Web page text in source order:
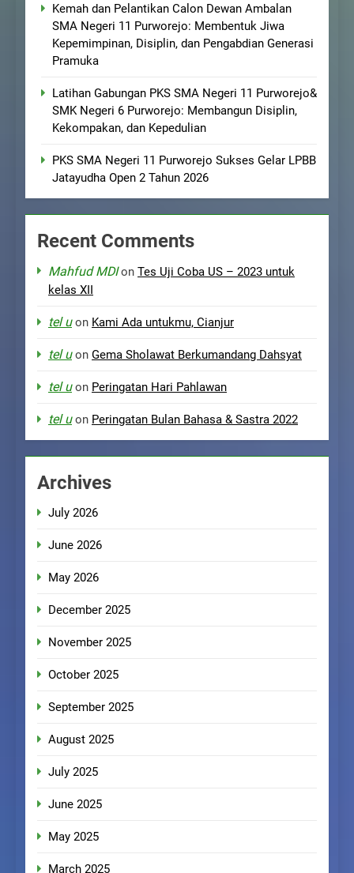
Kemah dan Pelantikan Calon Dewan Ambalan
SMA Negeri 11 Purworejo: Membentuk Jiwa
Kepemimpinan, Disiplin, dan Pengabdian Generasi
Pramuka
Latihan Gabungan PKS SMA Negeri 11 Purworejo&
SMK Negeri 6 Purworejo: Membangun Disiplin,
Kekompakan, dan Kepedulian
PKS SMA Negeri 11 Purworejo Sukses Gelar LPBB
Jatayudha Open 2 Tahun 2026
Recent Comments
Mahfud MDIon Tes Uji Coba US – 2023 untuk
kelas XII
tel uon Kami Ada untukmu, Cianjur
tel uon Gema Sholawat Berkumandang Dahsyat
tel uon Peringatan Hari Pahlawan
tel uon Peringatan Bulan Bahasa & Sastra 2022
Archives
July 2026
June 2026
May 2026
December 2025
November 2025
October 2025
September 2025
August 2025
July 2025
June 2025
May 2025
March 2025